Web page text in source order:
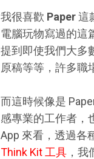
我很喜歡 Paper這
電腦玩物寫過的這
提到即使我們大多
原稿等等，許多職
而這時候像是
感專業的工作者，
App 來看，透過各
Think Kit 工具 ，